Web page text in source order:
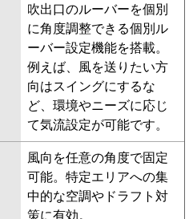
PLZ-ERMP45HE2
PLZ-
PLZ-ERMP45EZ
PLZ-ERMP45EY
PLZ-
PLZ-ERMP45EV
PLZ-
PLZ-ERMP45ELER
RCI-GP45RSH8
吹出口のルーバーを個別
に角度調整できる個別ル
ーバー設定機能を搭載。
例えば、風を送りたい方
向はスイングにするな
ど、環境やニーズに応じ
て気流設定が可能です。
風向を任意の角度で固定
可能。特定エリアへの集
中的な空調やドラフト対
策に有効。